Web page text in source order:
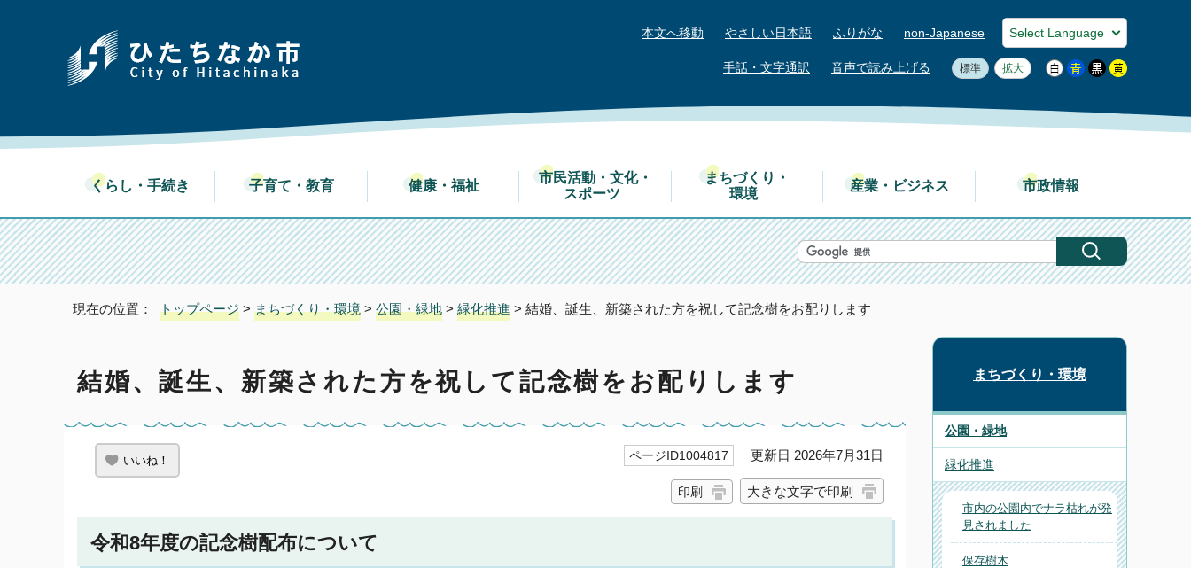
本文へ移動 やさしい日本語 ふりがな non-Japanese
手話・文字通訳 音声で読み上げる 標準 拡大
くらし・手続き 子育て・教育 健康・福祉
市民活動・文化・
スポーツ
まちづくり・
環境
産業・ビジネス 市政情報
現在の位置： トップページ > まちづくり・環境 > 公園・緑地 > 緑化推進 > 結婚、誕生、新築された方を祝して記念樹をお配りします
結婚、誕生、新築された方を祝して記念樹をお配りします
いいね！ ページID1004817 更新日 2026年7月31日
印刷 大きな文字で印刷
令和8年度の記念樹配布について
まちづくり・環境
公園・緑地
緑化推進
市内の公園内でナラ枯れが発
見されました
保存樹木